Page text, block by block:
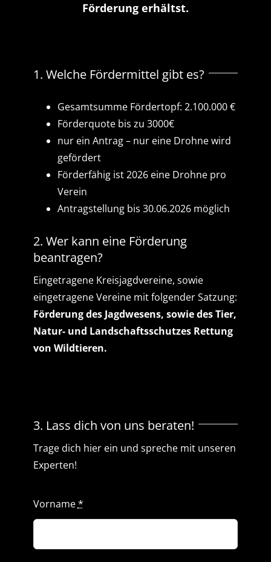
Förderung erhältst.
1. Welche Fördermittel gibt es?
Gesamtsumme Fördertopf: 2.100.000 €
Förderquote bis zu 3000€
nur ein Antrag – nur eine Drohne wird
gefördert
Förderfähig ist 2026 eine Drohne pro
Verein
Antragstellung bis 30.06.2026 möglich
2. Wer kann eine Förderung
beantragen?
Eingetragene Kreisjagdvereine, sowie
eingetragene Vereine mit folgender Satzung:
Förderung des Jagdwesens, sowie des Tier,
Natur- und Landschaftsschutzes Rettung
von Wildtieren.
3. Lass dich von uns beraten!
Trage dich hier ein und spreche mit unseren
Experten!
Vorname*